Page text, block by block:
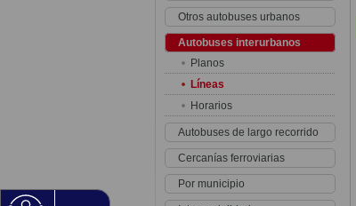
Otros autobuses urbanos
Autobuses interurbanos
Planos
Líneas
Horarios
Autobuses de largo recorrido
Cercanías ferroviarias
Por municipio